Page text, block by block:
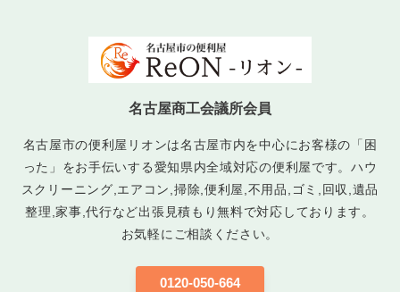
名古屋商工会議所会員
名古屋市の便利屋リオンは名古屋市内を中心にお客様の「困
った」をお手伝いする愛知県内全域対応の便利屋です。ハウ
スクリーニング,エアコン,掃除,便利屋,不用品,ゴミ,回収,遺品
整理,家事,代行など出張見積もり無料で対応しております。
お気軽にご相談ください。
0120-050-664